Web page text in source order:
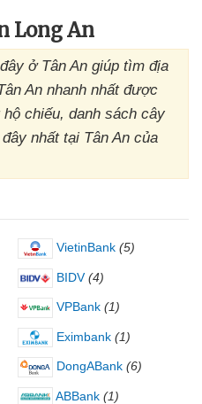
Long An
ở Tân An giúp tìm địa
An nhanh nhất được
chiếu, danh sách cây
nhất tại Tân An của
VietinBank (5)
BIDV (4)
VPBank (1)
Eximbank (1)
DongABank (6)
ABBank (1)